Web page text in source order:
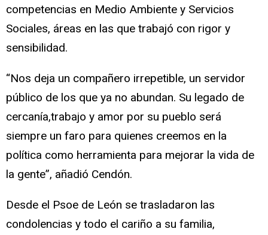
competencias en Medio Ambiente y Servicios
Sociales, áreas en las que trabajó con rigor y
sensibilidad.
“Nos deja un compañero irrepetible, un servidor
público de los que ya no abundan. Su legado de
cercanía,trabajo y amor por su pueblo será
siempre un faro para quienes creemos en la
política como herramienta para mejorar la vida de
la gente”, añadió Cendón.
Desde el Psoe de León se trasladaron las
condolencias y todo el cariño a su familia,